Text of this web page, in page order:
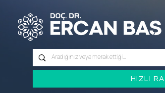
HIZLI